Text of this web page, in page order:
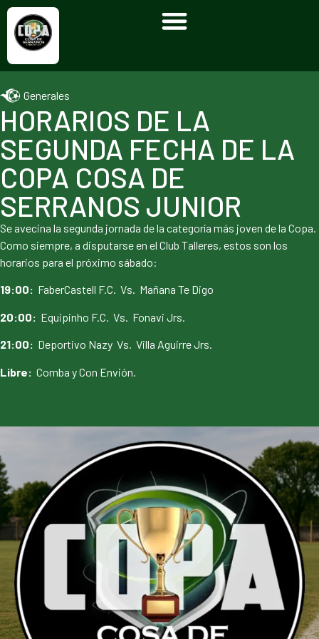
Generales
HORARIOS DE LA
SEGUNDA FECHA DE LA
COPA COSA DE
SERRANOS JUNIOR
Se avecina la segunda jornada de la categoría más joven de la Copa.
Como siempre, a disputarse en el Club Talleres, estos son los
horarios para el próximo sábado:
19:00: FaberCastell F.C. Vs. Mañana Te Digo
20:00: Equipinho F.C. Vs. Fonavi Jrs.
21:00: Deportivo Nazy Vs. Villa Aguirre Jrs.
Libre: Comba y Con Envión.